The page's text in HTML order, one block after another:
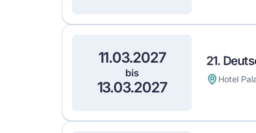
11.03.2027
bis
13.03.2027
21.
Hotel